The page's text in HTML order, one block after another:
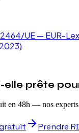
UE — EUR-Lex
prête
en 48h — nos
Prendre